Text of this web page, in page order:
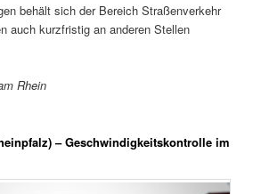
behält sich der Bereich Straßenverkehr
auch kurzfristig an anderen Stellen
Rhein
– Geschwindigkeitskontrolle im